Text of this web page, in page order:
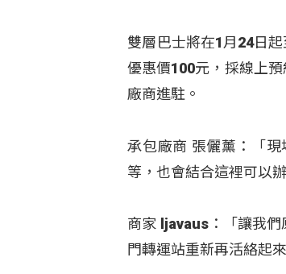
雙層巴士將在1月24日
優惠價100元，採線上
廠商進駐。
承包廠商 張儷薰：「
等，也會結合這裡可以辦
商家 ljavaus：「讓我
門轉運站重新再活絡起